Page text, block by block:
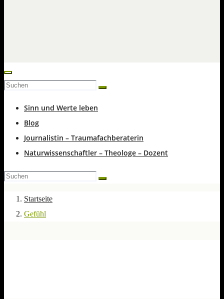
Sinn und Werte leben
Blog
Journalistin – Traumafachberaterin
Naturwissenschaftler – Theologe – Dozent
Startseite
Gefühl